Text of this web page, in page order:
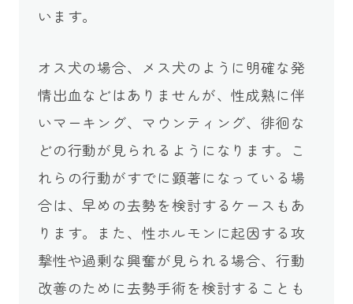
います。
オス犬の場合、メス犬のように明確な発
情出血などはありませんが、性成熟に伴
いマーキング、マウンティング、徘徊な
どの行動が見られるようになります。こ
れらの行動がすでに顕著になっている場
合は、早めの去勢を検討するケースもあ
ります。また、性ホルモンに起因する攻
撃性や過剰な興奮が見られる場合、行動
改善のために去勢手術を検討することも